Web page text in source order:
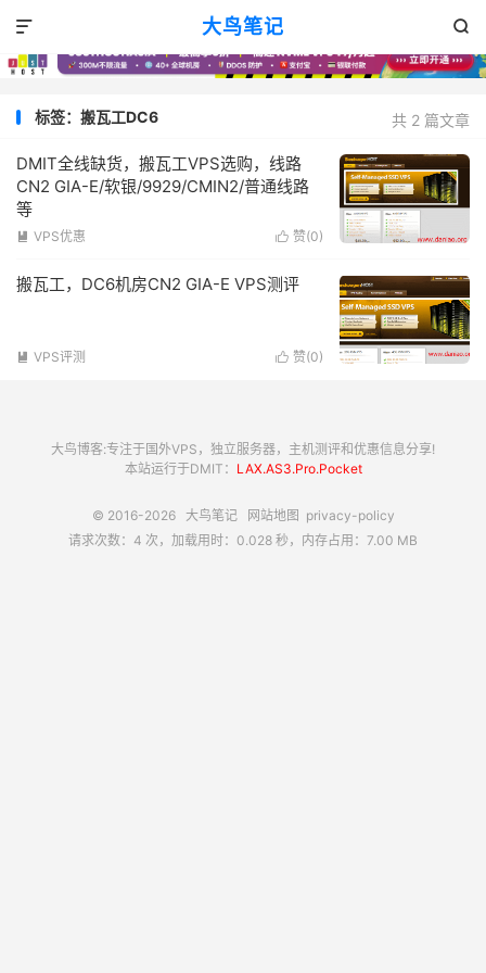
大鸟笔记 

共 2 篇文章
标签：搬瓦工DC6
DMIT全线缺货，搬瓦工VPS选购，线路
CN2 GIA-E/软银/9929/CMIN2/普通线路
等
 赞(0)
 VPS优惠
搬瓦工，DC6机房CN2 GIA-E VPS测评
 赞(0)
 VPS评测
大鸟博客:专注于国外VPS，独立服务器，主机测评和优惠信息分享!
本站运行于DMIT： LAX.AS3.Pro.Pocket
© 2016-2026 大鸟笔记 网站地图 privacy-policy
请求次数：4 次，加载用时：0.028 秒，内存占用：7.00 MB